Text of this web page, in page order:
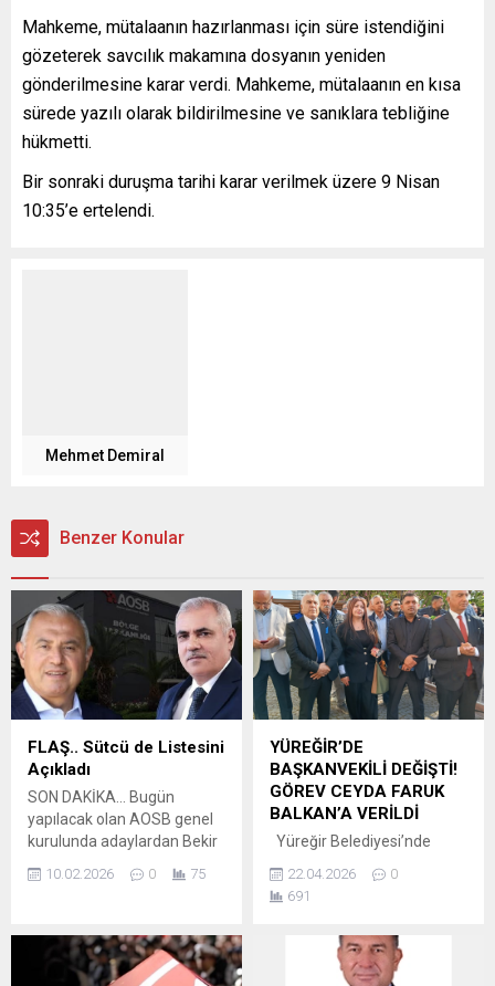
Mahkeme, mütalaanın hazırlanması için süre istendiğini
gözeterek savcılık makamına dosyanın yeniden
gönderilmesine karar verdi. Mahkeme, mütalaanın en kısa
sürede yazılı olarak bildirilmesine ve sanıklara tebliğine
hükmetti.
Bir sonraki duruşma tarihi karar verilmek üzere 9 Nisan
10:35’e ertelendi.
Mehmet Demiral
Benzer Konular
FLAŞ.. Sütcü de Listesini
Açıkladı
SON DAKİKA… Bugün
yapılacak olan AOSB genel
kurulunda adaylardan Bekir
açıkladı. Başkanlık için Sütçü
10.02.2026 0 75
YÜREĞİR’DE
BAŞKANVEKİLİ DEĞİŞTİ!
GÖREV CEYDA FARUK
BALKAN’A VERİLDİ
Yüreğir Belediyesi’nde
süreci yeni bir gelişmeyle
farklı bir boyut kazandı.
Yüreğir Belediye Başkanı Ali
Demirçalı’nın ardından
22.04.2026
0
691